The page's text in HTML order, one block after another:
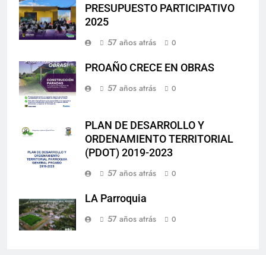
PRESUPUESTO PARTICIPATIVO
2025
57 años atrás
0
PROAÑO CRECE EN OBRAS
57 años atrás
0
PLAN DE DESARROLLO Y
ORDENAMIENTO TERRITORIAL
(PDOT) 2019-2023
57 años atrás
0
LA Parroquia
57 años atrás
0